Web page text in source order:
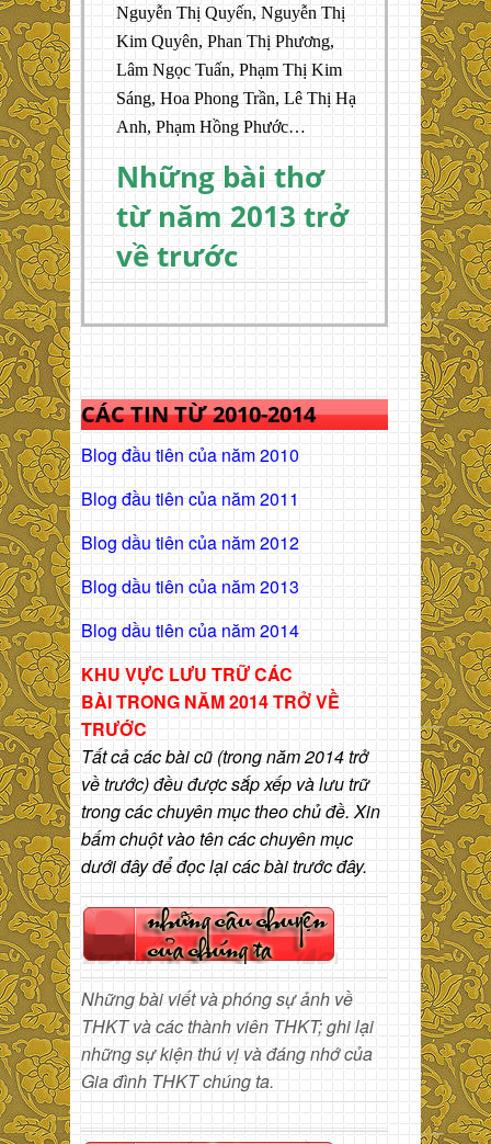
Nguyễn Thị Quyến, Nguyễn Thị
Kim Quyên, Phan Thị Phương,
Lâm Ngọc Tuấn, Phạm Thị Kim
Sáng, Hoa Phong Trần, Lê Thị Hạ
Anh, Phạm Hồng Phước…
Những bài thơ
từ năm 2013 trở
về trước
CÁC TIN TỪ 2010-2014
Blog đầu tiên của năm 2010
Blog đầu tiên của năm 2011
Blog dầu tiên của năm 2012
Blog dầu tiên của năm 2013
Blog dầu tiên của năm 2014
KHU VỰC LƯU TRỮ CÁC
BÀITRONG NĂM 2014 TRỞ VỀ
TRƯỚC
Tất cả các bài cũ (trong năm 2014 trở
về trước) đều được sắp xếp và lưu trữ
trong các chuyên mục theo chủ đề. Xin
bấm chuột vào tên các chuyên mục
dưới đây để đọc lại các bài trước đây.
Những bài viết và phóng sự ảnh về
THKT và các thành viên THKT; ghi lại
những sự kiện thú vị và đáng nhớ của
Gia đình THKT chúng ta.